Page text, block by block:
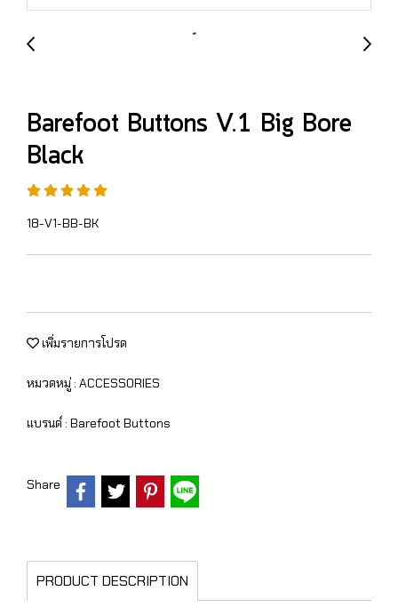
Barefoot Buttons V.1 Big Bore
Black
18-V1-BB-BK
เพิ่มรายการโปรด
หมวดหมู่ : ACCESSORIES
แบรนด์ : Barefoot Buttons
Share
PRODUCT DESCRIPTION